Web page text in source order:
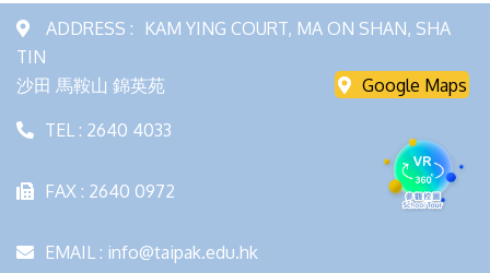
ADDRESS : KAM YING COURT, MA ON SHAN, SHA
TIN
沙田 馬鞍山 錦英苑
Google Maps
TEL : 2640 4033
FAX : 2640 0972
EMAIL : info@taipak.edu.hk